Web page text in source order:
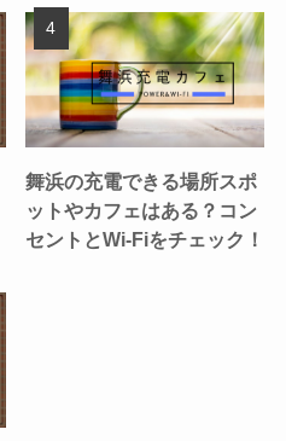
舞浜の充電できる場所スポ
ットやカフェはある？コン
セントとWi-Fiをチェック！